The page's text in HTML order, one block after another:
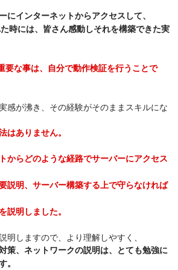
にインターネットからアクセスして、
時には、皆さん感動しそれを構築できた実
な事は、自分で動作検証を行うことで
感が沸き、その経験がそのままスキルにな
はありません。
からどのような経路でサーバーにアクセス
説明、サーバー構築する上で守らなければ
説明しました。
明しますので、より理解しやすく、
策、ネットワークの説明は、とても勉強に
。